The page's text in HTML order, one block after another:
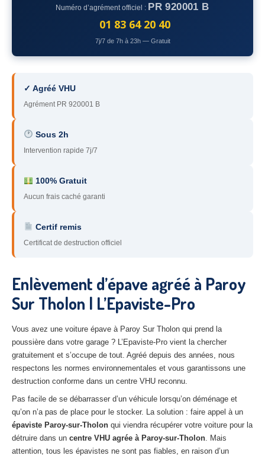
– Yvelines
– Hauts-de-Seine
93– Seine-Saint-Denis
94 – Val-de-Marne
95– Val d’Oise
91 – Essonne
– Yonne
60 – Oise
45 – Loiret
10 – Aube
– Aisne
Tous les secteurs
Centreagréé VHU Paris 75 : casse auto avec destruction
Centreagréé VHU 77 : casse auto avec destruction
Centre agréé VHU 78 : casse auto avec destruction
Numéro d’agrément officiel : PR 920001 B
01 83 64 20 40
7j/7 de 7h à 23h — Gratuit
✓ Agréé VHU
Agrément PR 920001 B
Sous 2h
Intervention rapide 7j/7
100% Gratuit
Aucun frais caché garanti
Certif remis
Certificat de destruction officiel
Enlèvement d’épave agréé à Paroy
Sur Tholon | L’Epaviste-Pro
Vous avez une voiture épave à Paroy Sur Tholon qui prend la
poussière dans votre garage ? L’Epaviste-Pro vient la chercher
gratuitement et s’occupe de tout. Agréé depuis des années, nous
respectons les normes environnementales et vous garantissons une
destruction conforme dans un centre VHU reconnu.
Pas facile de se débarrasser d’un véhicule lorsqu’on déménage et
qu’on n’a pas de place pour le stocker. La solution : faire appel à un
épaviste Paroy-sur-Tholon qui viendra récupérer votre voiture pour la
détruire dans un centre VHU agrée à Paroy-sur-Tholon. Mais
attention, tous les épavistes ne sont pas fiables, en raison d’un